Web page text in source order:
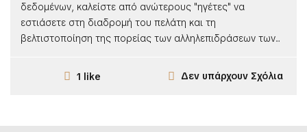
δεδομένων, καλείστε από ανώτερους "ηγέτες" να
εστιάσετε στη διαδρομή του πελάτη και τη
βελτιστοποίηση της πορείας των αλληλεπιδράσεων των...
1 like Δεν υπάρχουν Σχόλια